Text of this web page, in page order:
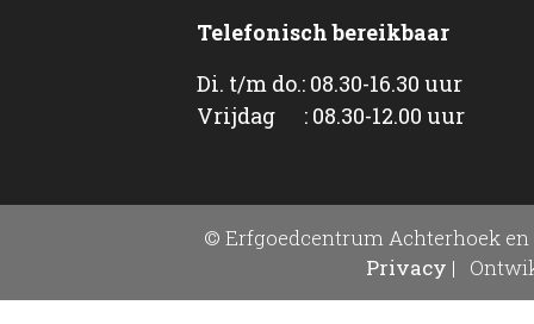
Telefonisch bereikbaar
Di. t/m do.: 08.30-16.30 uur
Vrijdag : 08.30-12.00 uur
© Erfgoedcentrum Achterhoek en
Privacy |